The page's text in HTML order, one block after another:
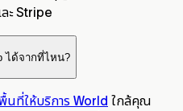
ะ Stripe
ได้จากที่ไหน?
นที่ให้บริการ World ใกล้คุณ